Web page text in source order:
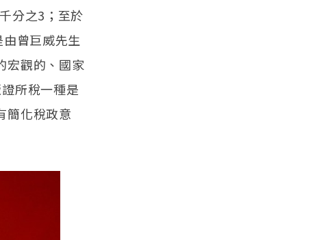
分之3；至於
曾巨威先生
宏觀的、國家
證所稅一種是
簡化稅政意